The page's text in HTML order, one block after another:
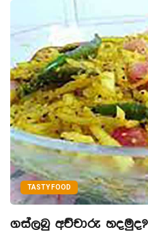
TASTY FOOD
ගස්ලබු අච්චාරු හදමුද?